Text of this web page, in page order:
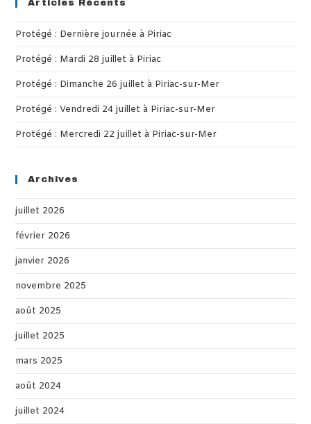
Articles Récents
Protégé : Dernière journée à Piriac
Protégé : Mardi 28 juillet à Piriac
Protégé : Dimanche 26 juillet à Piriac-sur-Mer
Protégé : Vendredi 24 juillet à Piriac-sur-Mer
Protégé : Mercredi 22 juillet à Piriac-sur-Mer
Archives
juillet 2026
février 2026
janvier 2026
novembre 2025
août 2025
juillet 2025
mars 2025
août 2024
juillet 2024